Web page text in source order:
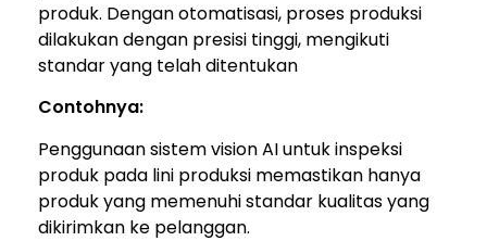
produk. Dengan otomatisasi, proses produksi
dilakukan dengan presisi tinggi, mengikuti
standar yang telah ditentukan
Contohnya:
Penggunaan sistem vision AI untuk inspeksi
produk pada lini produksi memastikan hanya
produk yang memenuhi standar kualitas yang
dikirimkan ke pelanggan.